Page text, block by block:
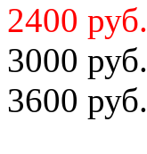
руб.
руб.
руб.